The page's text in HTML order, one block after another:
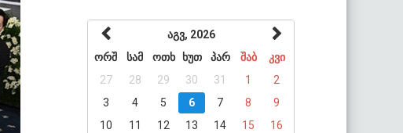
აგვ, 2026
ორშ
სამ ოთხ ხუთ პარ შაბ
კვი
27
28 29 30 31 1
2
3
4 5 6 7 8
9
10
11 12 13 14 15
16